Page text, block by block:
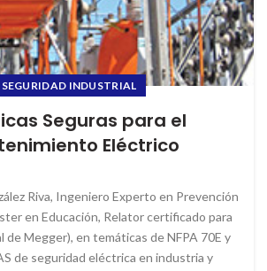
SEGURIDAD INDUSTRIAL
Seguras para el
Eléctrico
Riva, Ingeniero Experto en Prevención
en Educación, Relator certificado para
de Megger), en temáticas de NFPA 70E y
de seguridad eléctrica en industria y